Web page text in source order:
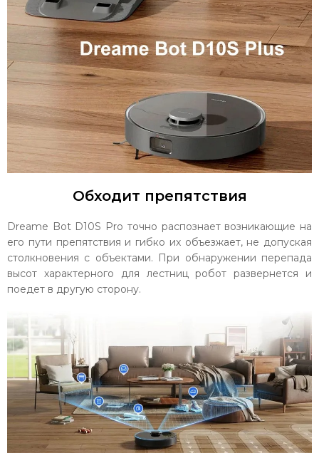
Обходит препятствия
Dreame Bot D10S Pro точно распознает возникающие на
его пути препятствия и гибко их объезжает, не допуская
столкновения с объектами. При обнаружении перепада
высот характерного для лестниц робот развернется и
поедет в другую сторону.